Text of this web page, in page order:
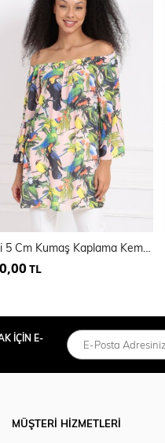
Beli 5 Cm Kumaş Kaplama Kemerli Yaka Lastikli Bluz | Blz32651
TL
İÇİN E-
MÜŞTERİ HİZMETLERİ